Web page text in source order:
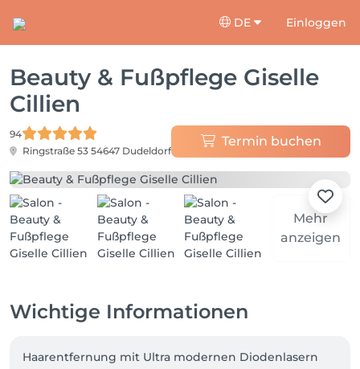
DE Einloggen
Beauty & Fußpflege Giselle
Cillien
94
Ringstraße 53 54647 Dudeldorf
Termin buchen
Mehr
anzeigen
Wichtige Informationen
Haarentfernung mit Ultra modernen Diodenlasern